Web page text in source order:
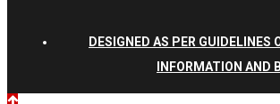
DESIGNED AS PER GUIDELINES
INFORMATION AND